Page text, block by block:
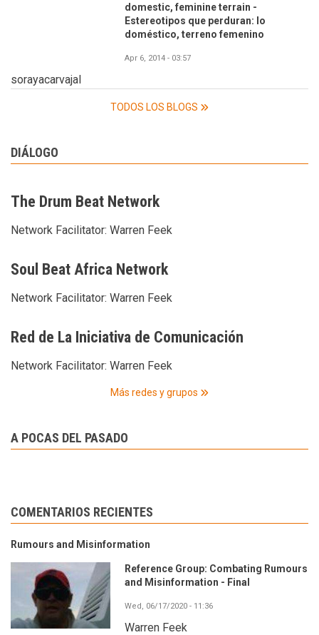
domestic, feminine terrain -
Estereotipos que perduran: lo
doméstico, terreno femenino
Apr 6, 2014 - 03:57
sorayacarvajal
TODOS LOS BLOGS
DIÁLOGO
The Drum Beat Network
Network Facilitator: Warren Feek
Soul Beat Africa Network
Network Facilitator: Warren Feek
Red de La Iniciativa de Comunicación
Network Facilitator: Warren Feek
Más redes y grupos
A POCAS DEL PASADO
COMENTARIOS RECIENTES
Rumours and Misinformation
Reference Group: Combating Rumours
and Misinformation - Final
Wed, 06/17/2020 - 11:36
Warren Feek